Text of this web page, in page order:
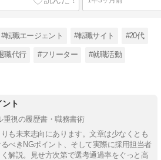
#転職エージェント #転職サイト #20代
職代行 #フリーター #就職活動
ント
重視の履歴書・職務書術
も未来志向にあります。文章は少なくとも
べきNGポイント、そして実際に採用担当者
解説。見せ方次第で選考通過率をぐっと高